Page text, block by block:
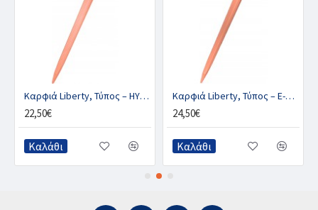
Καρφιά Liberty, Τύπος – HYBRID CU
22,50€
Καλάθι
Καρφιά Liberty, Τύπος – E-SLIM CU
24,50€
Καλάθι